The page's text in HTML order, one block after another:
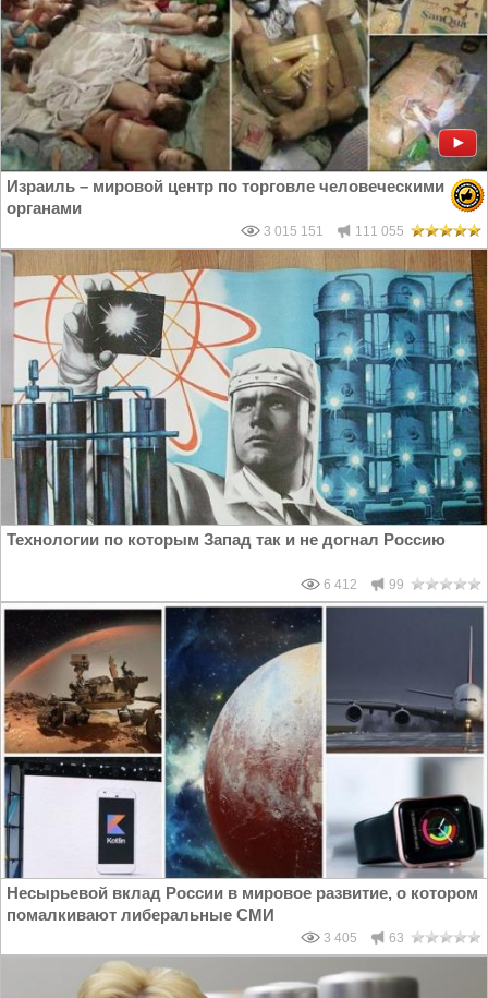
Израиль – мировой центр по торговле человеческими
органами
3 015 151 111 055
Технологии по которым Запад так и не догнал Россию
6 412 99
Несырьевой вклад России в мировое развитие, о котором
помалкивают либеральные СМИ
3 405 63